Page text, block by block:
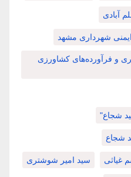
آبادی
شهرداری مشهد
و فرآورده‌های کشاورزی
شجاع"
شجاع
غیاثی سید امیر شوشتری